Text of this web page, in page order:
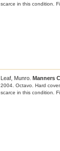
scarce in this condition.
Leaf, Munro. Manners
2004. Octavo. Hard
scarce in this condition.